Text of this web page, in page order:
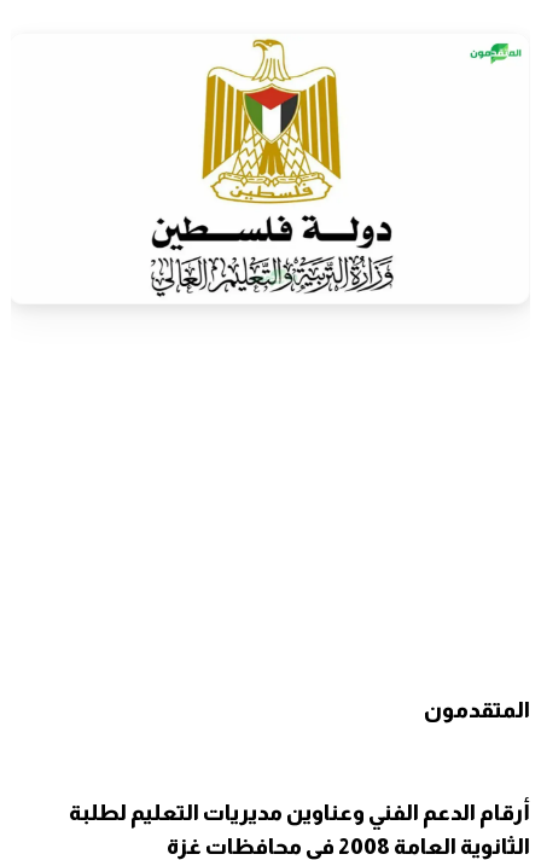
المتقدمون
أرقام الدعم الفني وعناوين مديريات التعليم لطلبة
الثانوية العامة 2008 في محافظات غزة